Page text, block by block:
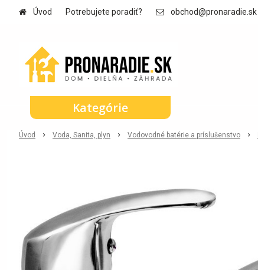
Úvod Potrebujete poradiť? obchod@pronaradie.sk
Úvod Voda, Sanita, plyn Vodovodné batérie a príslušenstvo
Kategórie